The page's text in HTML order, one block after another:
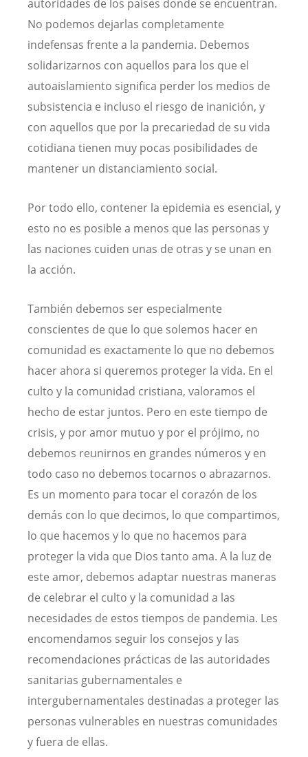
autoridades de los países donde se encuentran.
No podemos dejarlas completamente
indefensas frente a la pandemia. Debemos
solidarizarnos con aquellos para los que el
autoaislamiento significa perder los medios de
subsistencia e incluso el riesgo de inanición, y
con aquellos que por la precariedad de su vida
cotidiana tienen muy pocas posibilidades de
mantener un distanciamiento social.
Por todo ello, contener la epidemia es esencial, y
esto no es posible a menos que las personas y
las naciones cuiden unas de otras y se unan en
la acción.
También debemos ser especialmente
conscientes de que lo que solemos hacer en
comunidad es exactamente lo que no debemos
hacer ahora si queremos proteger la vida. En el
culto y la comunidad cristiana, valoramos el
hecho de estar juntos. Pero en este tiempo de
crisis, y por amor mutuo y por el prójimo, no
debemos reunirnos en grandes números y en
todo caso no debemos tocarnos o abrazarnos.
Es un momento para tocar el corazón de los
demás con lo que decimos, lo que compartimos,
lo que hacemos y lo que no hacemos para
proteger la vida que Dios tanto ama. A la luz de
este amor, debemos adaptar nuestras maneras
de celebrar el culto y la comunidad a las
necesidades de estos tiempos de pandemia. Les
encomendamos seguir los consejos y las
recomendaciones prácticas de las autoridades
sanitarias gubernamentales e
intergubernamentales destinadas a proteger las
personas vulnerables en nuestras comunidades
y fuera de ellas.